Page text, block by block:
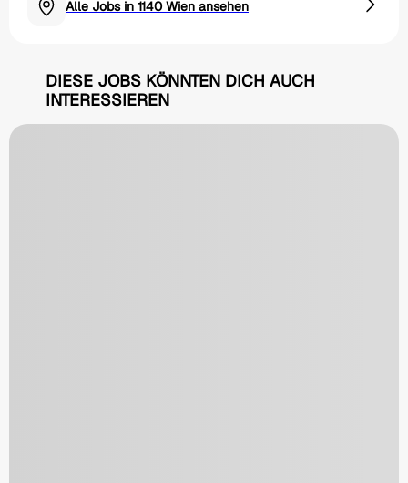
Alle Jobs in 1140 Wien ansehen
DIESE JOBS KÖNNTEN DICH AUCH
INTERESSIEREN